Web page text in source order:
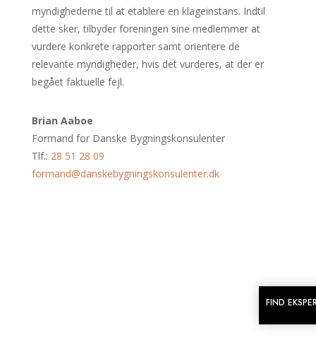
myndighederne til at etablere en klageinstans. Indtil
dette sker, tilbyder foreningen sine medlemmer at
vurdere konkrete rapporter samt orientere de
relevante myndigheder, hvis det vurderes, at der er
begået faktuelle fejl.
Brian Aaboe
Formand for Danske Bygningskonsulenter
Tlf.: 28 51 28 09
formand@danskebygningskonsulenter.dk
FIND